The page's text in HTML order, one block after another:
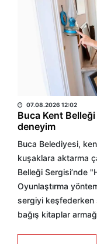
BÜLTEN
07.08.2026 12:02
Buca Kent
deneyim
Buca Belediyesi,
kuşaklara aktarma
Belleği Sergisi’nde
Oyunlaştırma
sergiyi keşfederken
bağış kitaplar